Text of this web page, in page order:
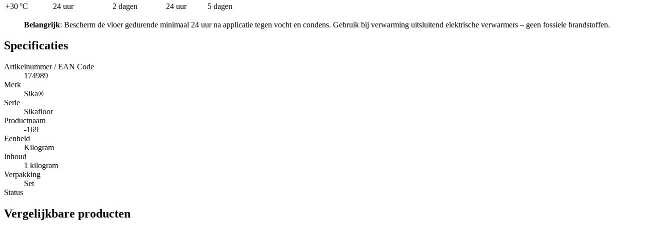
+30 °C
24 uur 2 dagen 24 uur 5 dagen
Belangrijk: Bescherm de vloer gedurende minimaal 24 uur na applicatie tegen vocht en condens. Gebruik bij verwarming uitsluitend elektrische verwarmers – geen fossiele brandstoffen.
Specificaties
Artikelnummer / EAN Code
174989
Merk
Sika®
Serie
Sikafloor
Productnaam
-169
Eenheid
Kilogram
Inhoud
1 kilogram
Verpakking
Set
Status
Vergelijkbare producten